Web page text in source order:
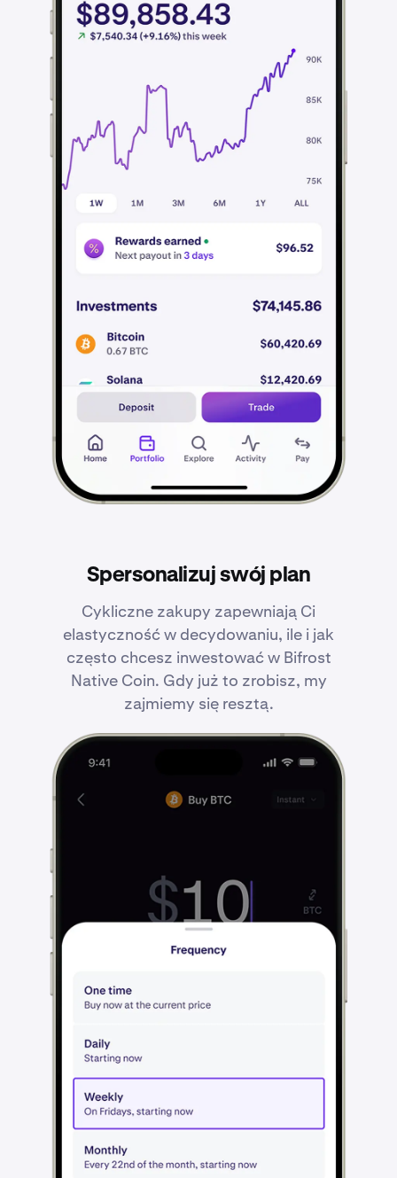
Spersonalizuj swój plan
Cykliczne zakupy zapewniają Ci
elastyczność w decydowaniu, ile i jak
często chcesz inwestować w Bifrost
Native Coin. Gdy już to zrobisz, my
zajmiemy się resztą.